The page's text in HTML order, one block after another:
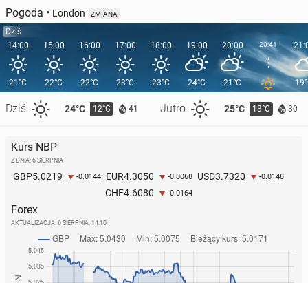
Pogoda • London ZMIANA
Dziś
14:00
21°C
Dziś 24°C 12°C 41 Jutro 25°C 13°C 30
15:00
22°C
16:00
22°C
17:00
23°C
18:00
23°C
19:00
24°C
20:00
21°C
20:41
Kurs NBP
Z DNIA: 6 SIERPNIA
GBP5.0219 -0.0144 EUR4.3050 -0.0068 USD3.7320 -0.0148
CHF4.6080 -0.0164
Forex
AKTUALIZACJA: 6 SIERPNIA, 14:10